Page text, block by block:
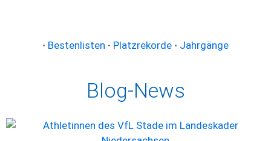
• Bestenlisten • Platzrekorde • Jahrgänge
Blog-News